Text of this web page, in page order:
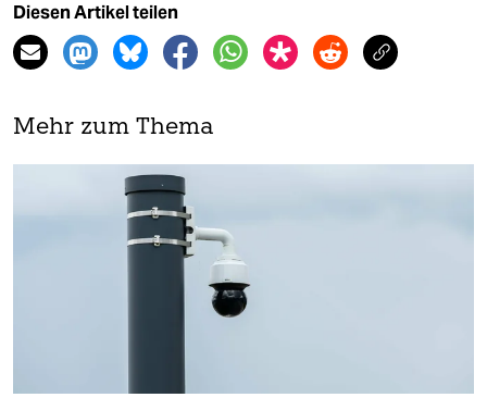
Diesen Artikel teilen
Mehr zum Thema